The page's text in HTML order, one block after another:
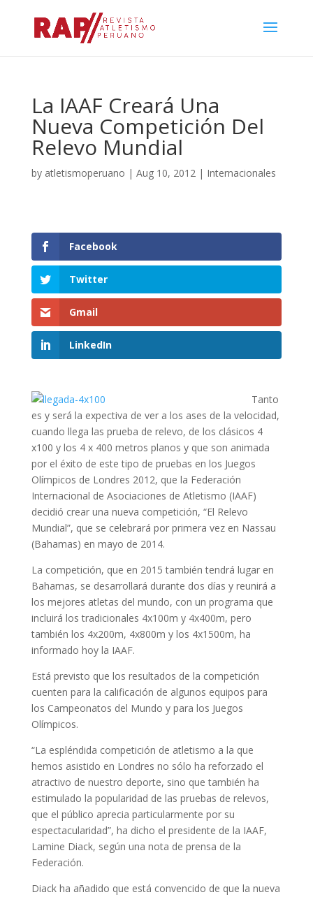
La IAAF Creará Una
Nueva Competición Del
Relevo Mundial
by atletismoperuano | Aug 10, 2012| Internacionales
Facebook
Twitter
Gmail
LinkedIn
Tanto
es y será la expectiva de ver a los ases de la velocidad,
cuando llega las prueba de relevo, de los clásicos 4
x100 y los 4 x 400 metros planos y que son animada
por el éxito de este tipo de pruebas en los Juegos
Olímpicos de Londres 2012, que la Federación
Internacional de Asociaciones de Atletismo (IAAF)
decidió crear una nueva competición, “El Relevo
Mundial”, que se celebrará por primera vez en Nassau
(Bahamas) en mayo de 2014.
La competición, que en 2015 también tendrá lugar en
Bahamas, se desarrollará durante dos días y reunirá a
los mejores atletas del mundo, con un programa que
incluirá los tradicionales 4x100m y 4x400m, pero
también los 4x200m, 4x800m y los 4x1500m, ha
informado hoy la IAAF.
Está previsto que los resultados de la competición
cuenten para la calificación de algunos equipos para
los Campeonatos del Mundo y para los Juegos
Olímpicos.
“La espléndida competición de atletismo a la que
hemos asistido en Londres no sólo ha reforzado el
atractivo de nuestro deporte, sino que también ha
estimulado la popularidad de las pruebas de relevos,
que el público aprecia particularmente por su
espectacularidad”, ha dicho el presidente de la IAAF,
Lamine Diack, según una nota de prensa de la
Federación.
Diack ha añadido que está convencido de que la nueva